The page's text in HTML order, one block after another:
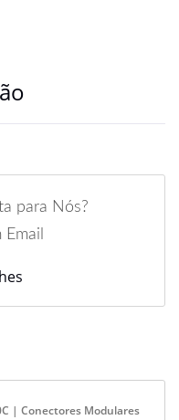
para Nós?
| Conectores Modulares